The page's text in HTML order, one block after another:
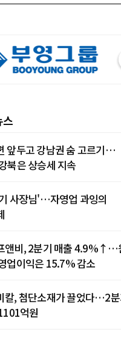
스
앞두고 강남권 숨 고르기…
북은 상승세 지속
사장님'…자영업 과잉의
앤비, 2분기 매출 4.9%↑…
업이익은 15.7% 감소
칼, 첨단소재가 끌었다…2
억원